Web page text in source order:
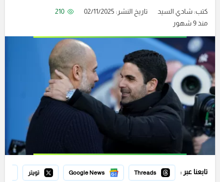
كتب:شادي السيد تاريخ النشر: 02/11/2025
210
منذ 9 شهور
تابعنا عبر : Threads
Google News تويتر